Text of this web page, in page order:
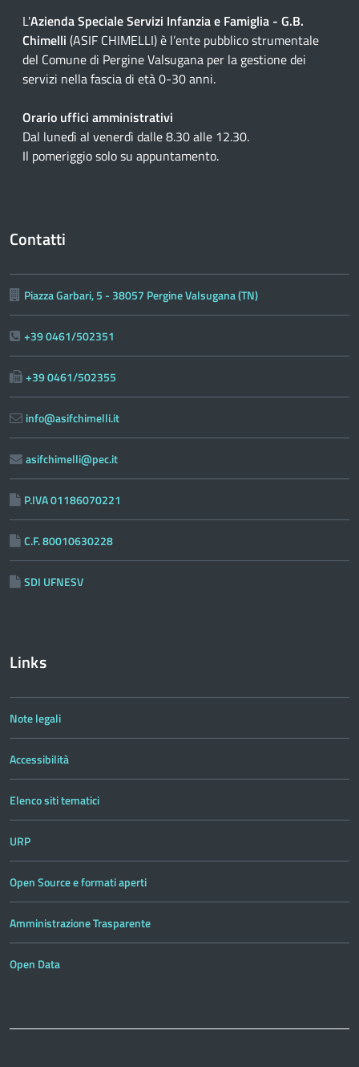
L'Azienda Speciale Servizi Infanzia e Famiglia - G.B.
Chimelli (ASIF CHIMELLI) è l’ente pubblico strumentale
del Comune di Pergine Valsugana per la gestione dei
servizi nella fascia di età 0-30 anni.
Orario uffici amministrativi
Dal lunedì al venerdì dalle 8.30 alle 12.30.
Il pomeriggio solo su appuntamento.
Contatti
Piazza Garbari, 5 - 38057 Pergine Valsugana (TN)
+39 0461/502351
+39 0461/502355
info@asifchimelli.it
asifchimelli@pec.it
P.IVA 01186070221
C.F. 80010630228
SDI UFNESV
Links
Note legali
Accessibilità
Elenco siti tematici
URP
Open Source e formati aperti
Amministrazione Trasparente
Open Data